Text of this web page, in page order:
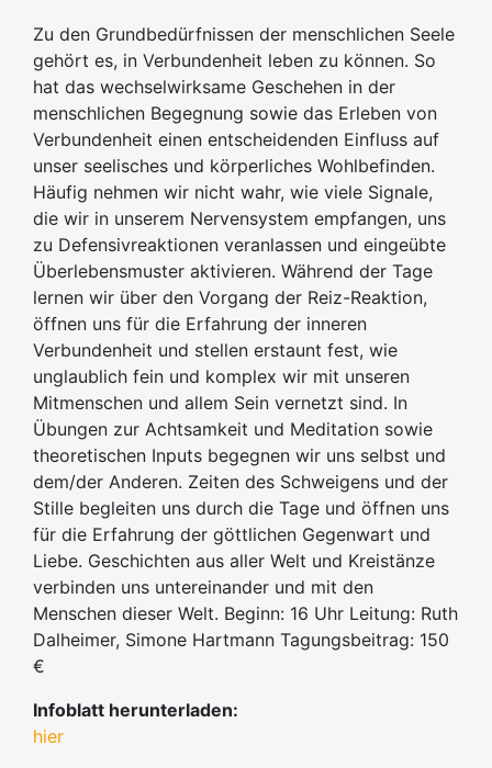
Zu den Grundbedürfnissen der menschlichen Seele
gehört es, in Verbundenheit leben zu können. So
hat das wechselwirksame Geschehen in der
menschlichen Begegnung sowie das Erleben von
Verbundenheit einen entscheidenden Einfluss auf
unser seelisches und körperliches Wohlbefinden.
Häufig nehmen wir nicht wahr, wie viele Signale,
die wir in unserem Nervensystem empfangen, uns
zu Defensivreaktionen veranlassen und eingeübte
Überlebensmuster aktivieren. Während der Tage
lernen wir über den Vorgang der Reiz-Reaktion,
öffnen uns für die Erfahrung der inneren
Verbundenheit und stellen erstaunt fest, wie
unglaublich fein und komplex wir mit unseren
Mitmenschen und allem Sein vernetzt sind. In
Übungen zur Achtsamkeit und Meditation sowie
theoretischen Inputs begegnen wir uns selbst und
dem/der Anderen. Zeiten des Schweigens und der
Stille begleiten uns durch die Tage und öffnen uns
für die Erfahrung der göttlichen Gegenwart und
Liebe. Geschichten aus aller Welt und Kreistänze
verbinden uns untereinander und mit den
Menschen dieser Welt. Beginn: 16 Uhr Leitung: Ruth
Dalheimer, Simone Hartmann Tagungsbeitrag: 150
€
Infoblatt herunterladen:
hier